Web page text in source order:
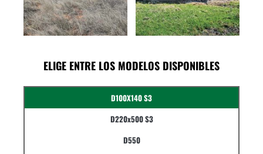
ELIGE ENTRE LOS MODELOS DISPONIBLES
D100X140 S3
D220x500 S3
D550